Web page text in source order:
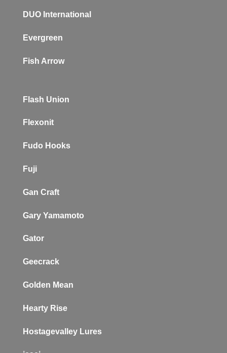
DUO International
Evergreen
Fish Arrow
Flash Union
Flexonit
Fudo Hooks
Fuji
Gan Craft
Gary Yamamoto
Gator
Geecrack
Golden Mean
Hearty Rise
Hostagevalley Lures